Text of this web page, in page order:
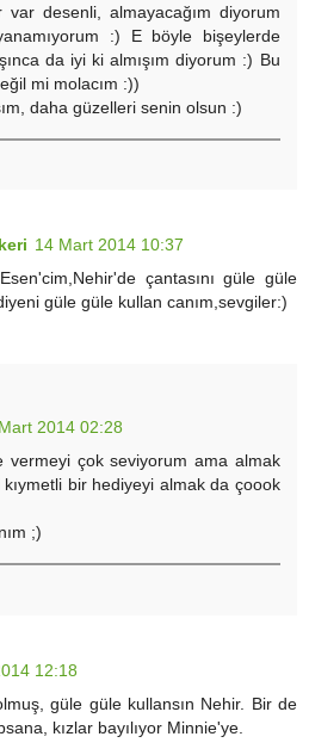
desenli, almayacağım diyorum
:) E böyle bişeylerde
da iyi ki almışım diyorum :) Bu
mi molacım :))
daha güzelleri senin olsun :)
14 Mart 2014 10:37
çantasını güle güle
güle güle kullan canım,sevgiler:)
2014 02:28
vermeyi çok seviyorum ama almak
bir hediyeyi almak da çoook
;)
12:18
güle güle kullansın Nehir. Bir de
kızlar bayılıyor Minnie'ye.